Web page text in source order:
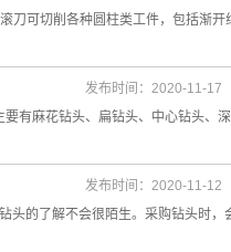
可切削各种圆柱类工件，包括渐开
有麻花钻头、扁钻头、中心钻头、
发布时间：2020-11-17
头的了解不会很陌生。采购钻头时，
发布时间：2020-11-12